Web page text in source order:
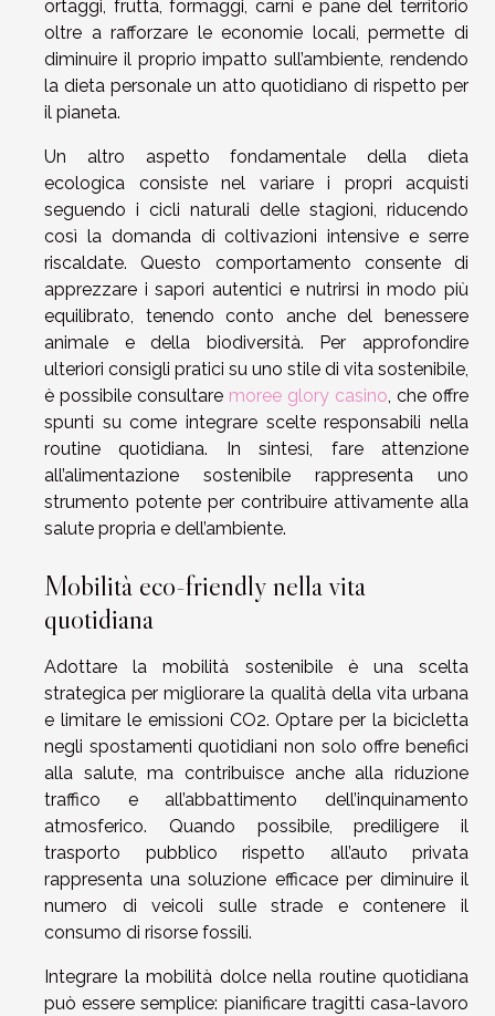
ortaggi, frutta, formaggi, carni e pane del territorio
oltre a rafforzare le economie locali, permette di
diminuire il proprio impatto sull’ambiente, rendendo
la dieta personale un atto quotidiano di rispetto per
il pianeta.
Un altro aspetto fondamentale della dieta
ecologica consiste nel variare i propri acquisti
seguendo i cicli naturali delle stagioni, riducendo
così la domanda di coltivazioni intensive e serre
riscaldate. Questo comportamento consente di
apprezzare i sapori autentici e nutrirsi in modo più
equilibrato, tenendo conto anche del benessere
animale e della biodiversità. Per approfondire
ulteriori consigli pratici su uno stile di vita sostenibile,
è possibile consultare moree glory casino, che offre
spunti su come integrare scelte responsabili nella
routine quotidiana. In sintesi, fare attenzione
all’alimentazione sostenibile rappresenta uno
strumento potente per contribuire attivamente alla
salute propria e dell’ambiente.
Mobilità eco-friendly nella vita
quotidiana
Adottare la mobilità sostenibile è una scelta
strategica per migliorare la qualità della vita urbana
e limitare le emissioni CO2. Optare per la bicicletta
negli spostamenti quotidiani non solo offre benefici
alla salute, ma contribuisce anche alla riduzione
traffico e all’abbattimento dell’inquinamento
atmosferico. Quando possibile, prediligere il
trasporto pubblico rispetto all’auto privata
rappresenta una soluzione efficace per diminuire il
numero di veicoli sulle strade e contenere il
consumo di risorse fossili.
Integrare la mobilità dolce nella routine quotidiana
può essere semplice: pianificare tragitti casa-lavoro